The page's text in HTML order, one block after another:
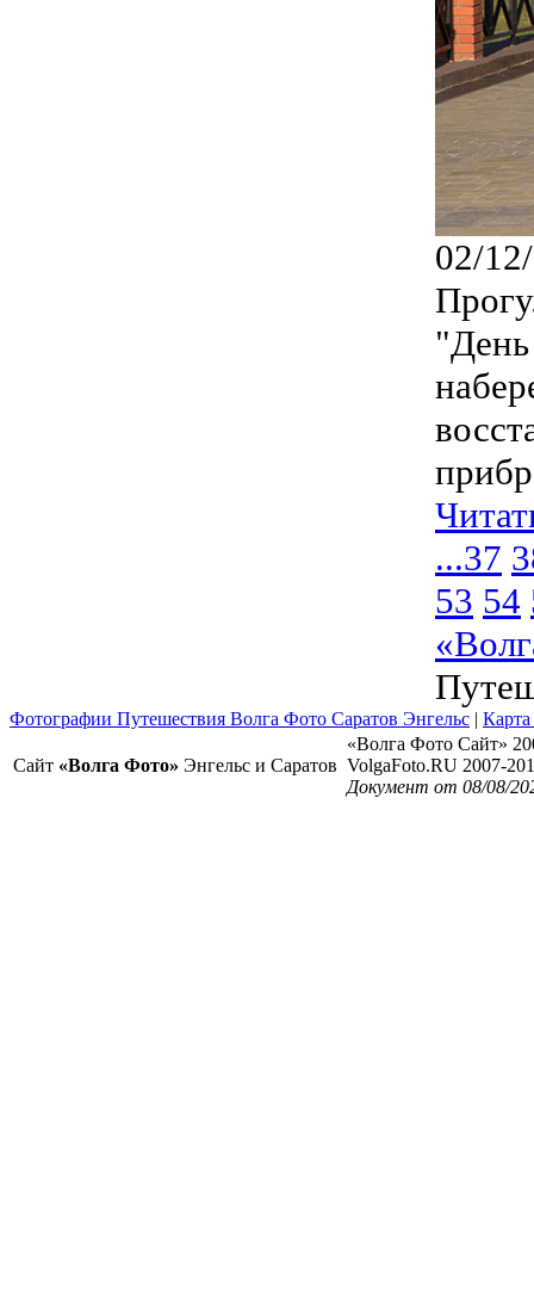
02/
"День
...37
53 54
Фотографии Путешествия Волга Фото Саратов Энгельс | Карта
Сайт «Волга Фото» Энгельс и Саратов
«Волга Фото Сайт»
VolgaFoto.RU 2007-
Документ от 08/08/